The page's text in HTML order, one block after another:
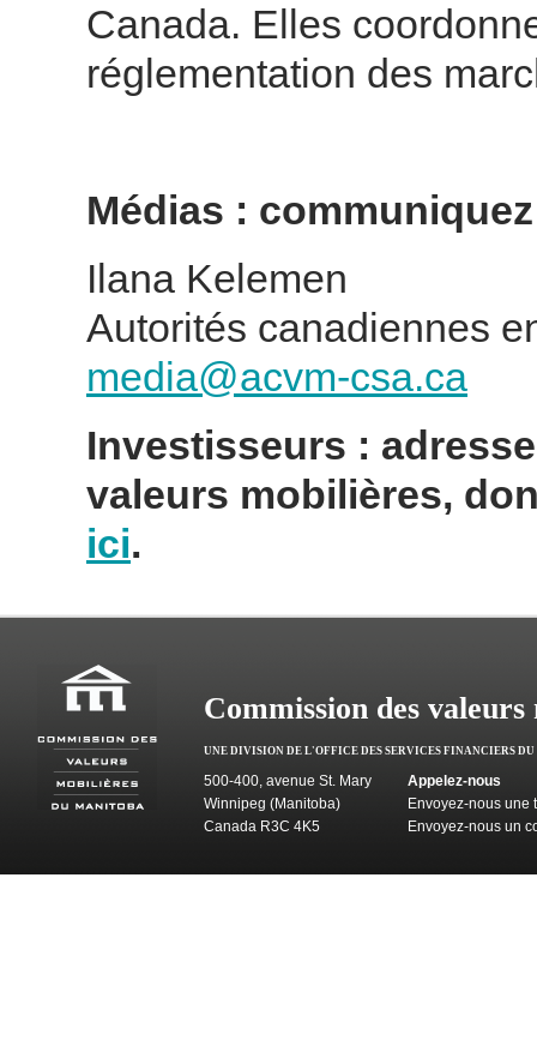
Canada. Elles
réglementation des
Médias :
Ilana Kelemen
Autorités canadiennes
media@acvm-csa.ca
Investisseurs :
valeurs mobilières,
ici.
Commission des
UNE DIVISION DE L'OFFICE DES SERVICES FINANCIERS
500-400, avenue St. Mary
Winnipeg (Manitoba)
Canada R3C 4K5
Appelez-nous
Envoyez-nous une
Envoyez-nous un